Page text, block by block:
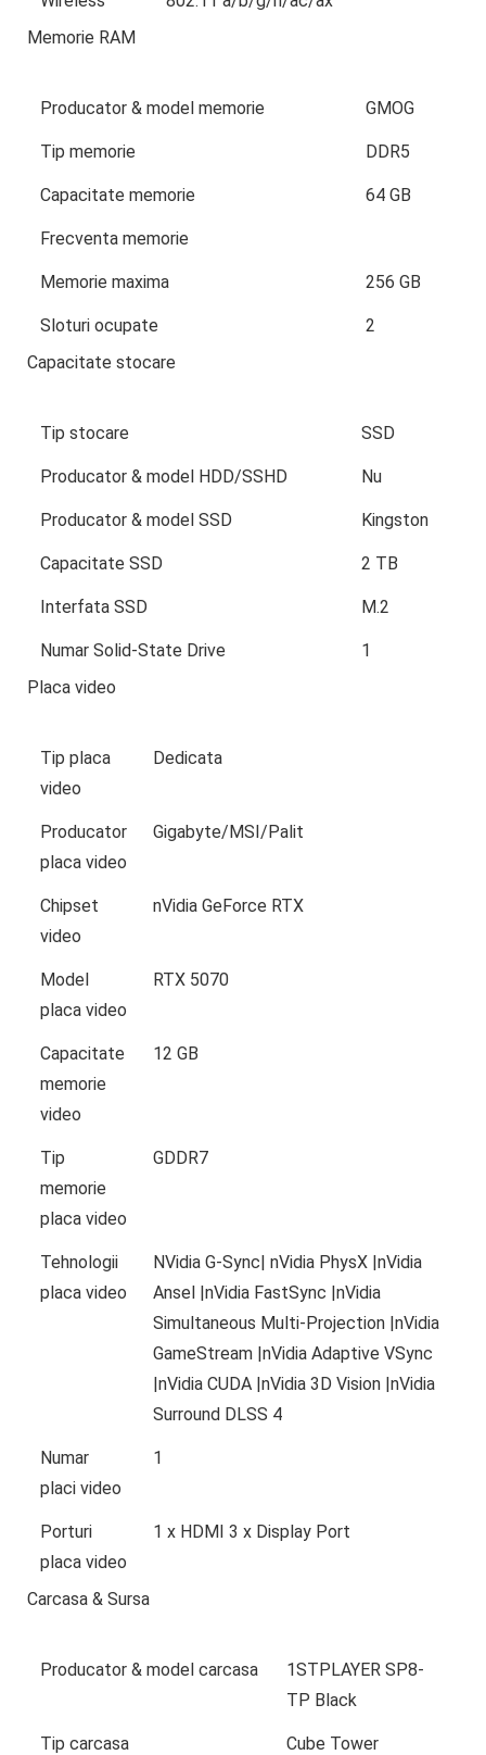
Memorie RAM
Producator & model memorie GMOG
Tip memorie DDR5
Capacitate memorie 64 GB
Frecventa memorie
Memorie maxima 256 GB
Sloturi ocupate
2
Capacitate stocare
Tip stocare SSD
Producator & model HDD/SSHD Nu
Producator & model SSD Kingston
Capacitate SSD 2 TB
Interfata SSD M.2
Numar Solid-State Drive
1
Placa video
Tip placa
video
Dedicata
Producator
placa video
Gigabyte/MSI/Palit
Chipset
video
nVidia GeForce RTX
Model
placa video
RTX 5070
Capacitate
memorie
video
12 GB
Tip
memorie
placa video
GDDR7
Tehnologii
placa video
NVidia G-Sync| nVidia PhysX |nVidia
Ansel |nVidia FastSync |nVidia
Simultaneous Multi-Projection |nVidia
GameStream |nVidia Adaptive VSync
|nVidia CUDA |nVidia 3D Vision |nVidia
Surround DLSS 4
Numar
placi video
1
Porturi
placa video
1 x HDMI 3 x Display Port
Carcasa & Sursa
Producator & model carcasa
1STPLAYER SP8-
TP Black
Tip carcasa Cube Tower